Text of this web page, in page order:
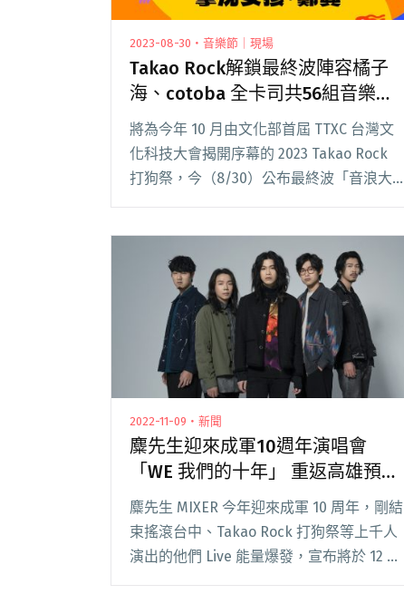
2023-08-30・音樂節｜現場
Takao Rock解鎖最終波陣容橘子
海、cotoba 全卡司共56組音樂人
創歷屆新高
將為今年 10 月由文化部首屆 TTXC 台灣文
化科技大會揭開序幕的 2023 Takao Rock
打狗祭，今（8/30）公布最終波「音浪大
滾樂團 co閱讀全文 "Takao Rock解鎖最終
波陣容橘子海、cotoba 全卡司共56組音樂
人創歷屆新高"
2022-11-09・新聞
麋先生迎來成軍10週年演唱會
「WE 我們的十年」 重返高雄預告
將首唱新曲
麋先生 MIXER 今年迎來成軍 10 周年，剛結
束搖滾台中、Takao Rock 打狗祭等上千人
演出的他們 Live 能量爆發，宣布將於 12 月